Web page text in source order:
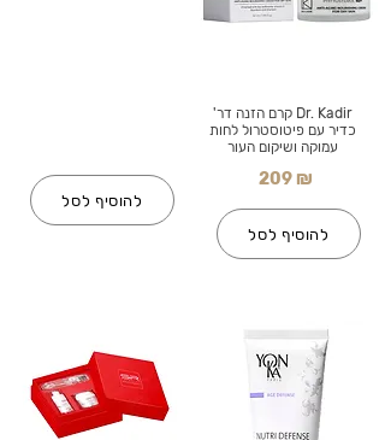
להוסיף לסל
Dr. Kadir קרם הזנה דר'
כדיר עם פיטוסטרול לחות
עמוקה ושיקום העור
209 ₪
להוסיף לסל